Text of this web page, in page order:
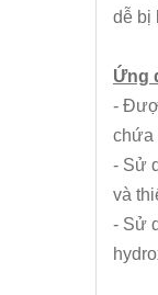
dễ bị
Ứng
-
chứa
- Sử
và
- Sử